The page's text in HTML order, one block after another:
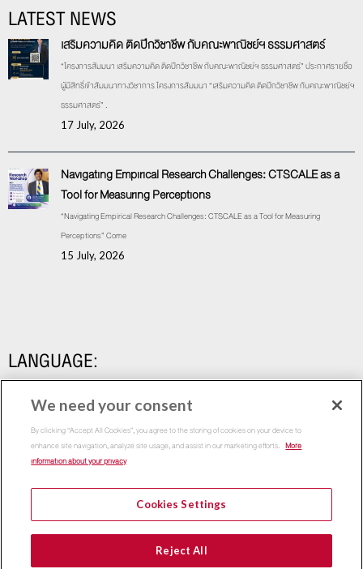
LATEST NEWS
เสริมความคิด ติดปีกวิชาชีพ กับคณะพาณิชย์ฯ ธรรมศาสตร์
“โครงการสัมมนา เสริมความคิด ติดปีกวิชาชีพ กับคณะพาณิชย์ฯ ธรรมศาสตร์” ประกาศรายชื่อ
ผู้มีสิทธิ์เข้าสัมมนาทางวิชาการ โครงการสัมมนา “เสริมความคิด ติดปีกวิชาชีพ กับคณะพาณิชย์ฯ
ธรรมศาสตร์” .
17 July, 2026
Navigating Empirical Research Challenges: CTSCALE as a
Tool for Measuring Perceptions
“Navigating Empirical Research Challenges: CTSCALE as a Tool for Measuring
Perceptions” Come
15 July, 2026
LANGUAGE:
Copyright 2015Thammasat Business School | All Rights
Reserved
We need your consent
By clicking “Accept All Cookies”, you agree to the storing of cookies on your device to
enhance site navigation, analyze site usage, and assist in our marketing efforts. More
information about your privacy
Cookies Settings
Reject All